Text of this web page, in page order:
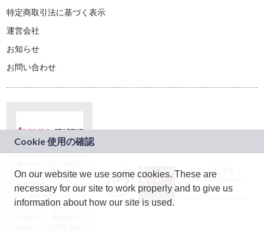
特定商取引法に基づく表示
運営会社
お知らせ
お問い合わせ
ドコモグループの新
規事業創出プログラ
ム「docomo
STARTUP」を通じて
JASRAC許諾番号：
9024936001Y45037
JASRAC許諾番号：
On our website we use some cookies. These are
necessary for our site to work properly and to give us
information about how our site is used.